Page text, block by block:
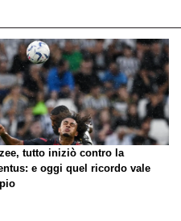
tutto iniziò contro la
e oggi quel ricordo vale